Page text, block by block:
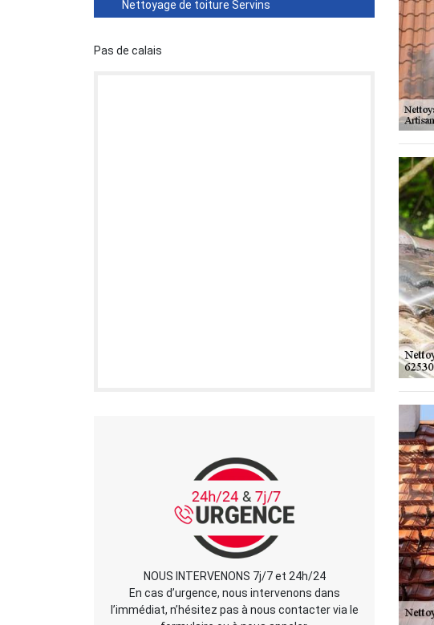
Nettoyage de toiture Servins
Pas de calais
NOUS INTERVENONS 7j/7 et 24h/24
En cas d’urgence, nous intervenons dans
l’immédiat, n’hésitez pas à nous contacter via le